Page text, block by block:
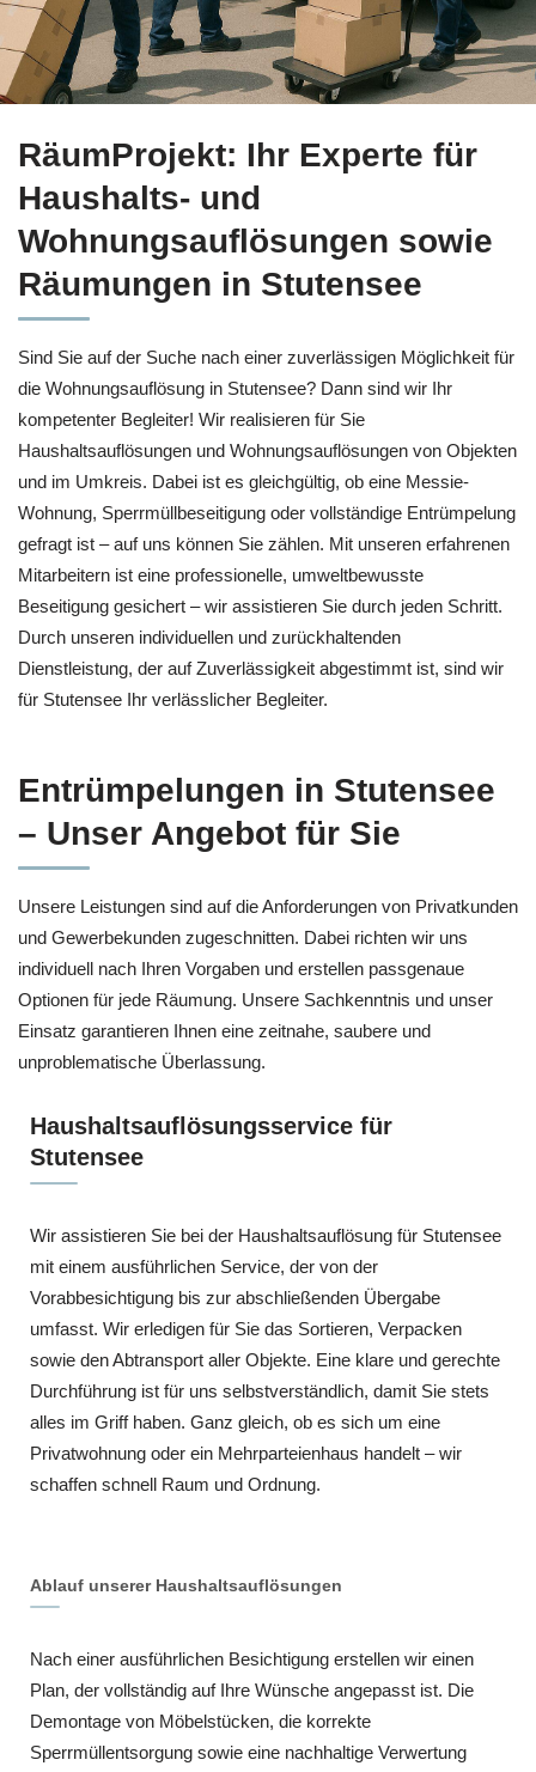
RäumProjekt: Ihr Experte für
Haushalts- und
Wohnungsauflösungen sowie
Räumungen in Stutensee
Sind Sie auf der Suche nach einer zuverlässigen Möglichkeit für
die Wohnungsauflösung in Stutensee? Dann sind wir Ihr
kompetenter Begleiter! Wir realisieren für Sie
Haushaltsauflösungen und Wohnungsauflösungen von Objekten
und im Umkreis. Dabei ist es gleichgültig, ob eine Messie-
Wohnung, Sperrmüllbeseitigung oder vollständige Entrümpelung
gefragt ist – auf uns können Sie zählen. Mit unseren erfahrenen
Mitarbeitern ist eine professionelle, umweltbewusste
Beseitigung gesichert – wir assistieren Sie durch jeden Schritt.
Durch unseren individuellen und zurückhaltenden
Dienstleistung, der auf Zuverlässigkeit abgestimmt ist, sind wir
für Stutensee Ihr verlässlicher Begleiter.
Entrümpelungen in Stutensee
– Unser Angebot für Sie
Unsere Leistungen sind auf die Anforderungen von Privatkunden
und Gewerbekunden zugeschnitten. Dabei richten wir uns
individuell nach Ihren Vorgaben und erstellen passgenaue
Optionen für jede Räumung. Unsere Sachkenntnis und unser
Einsatz garantieren Ihnen eine zeitnahe, saubere und
unproblematische Überlassung.
Haushaltsauflösungsservice für
Stutensee
Wir assistieren Sie bei der Haushaltsauflösung für Stutensee
mit einem ausführlichen Service, der von der
Vorabbesichtigung bis zur abschließenden Übergabe
umfasst. Wir erledigen für Sie das Sortieren, Verpacken
sowie den Abtransport aller Objekte. Eine klare und gerechte
Durchführung ist für uns selbstverständlich, damit Sie stets
alles im Griff haben. Ganz gleich, ob es sich um eine
Privatwohnung oder ein Mehrparteienhaus handelt – wir
schaffen schnell Raum und Ordnung.
Ablauf unserer Haushaltsauflösungen
Nach einer ausführlichen Besichtigung erstellen wir einen
Plan, der vollständig auf Ihre Wünsche angepasst ist. Die
Demontage von Möbelstücken, die korrekte
Sperrmüllentsorgung sowie eine nachhaltige Verwertung